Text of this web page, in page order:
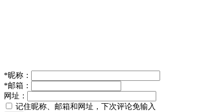
*昵称：
*邮箱：
网址：
记住昵称、邮箱和网址，下次评论免输入